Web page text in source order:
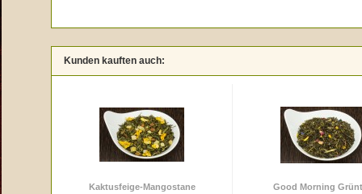
Kunden kauften auch:
Kaktusfeige-Mangostane Good Morning